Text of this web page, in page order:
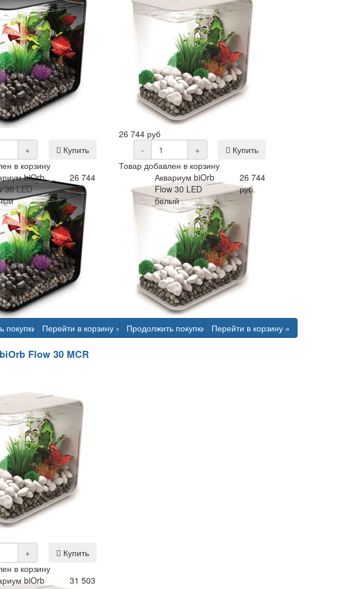
+
Купить
в корзину
biOrb
30 LED
26 744
руб.
покупки Перейти в корзину »
26 744 руб
-
+
Купить
Товар добавлен в корзину
Аквариум biOrb
Flow 30 LED
белый
26 744
руб.
Продолжить покупки Перейти в корзину »
Flow 30 MCR
+
Купить
в корзину
biOrb
31 503